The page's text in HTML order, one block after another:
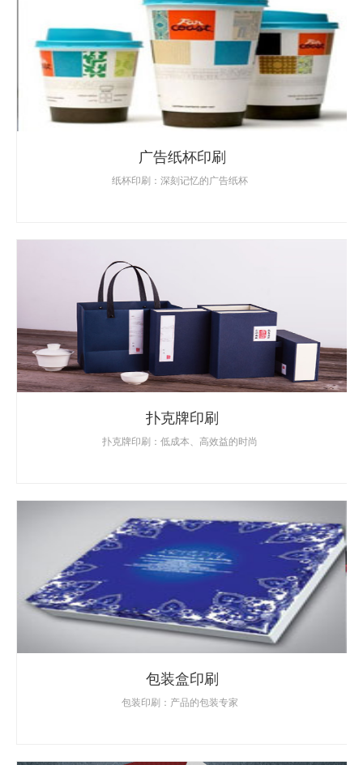
广告纸杯印刷
纸杯印刷：深刻记忆的广告纸杯
扑克牌印刷
扑克牌印刷：低成本、高效益的时尚
包装盒印刷
包装印刷：产品的包装专家